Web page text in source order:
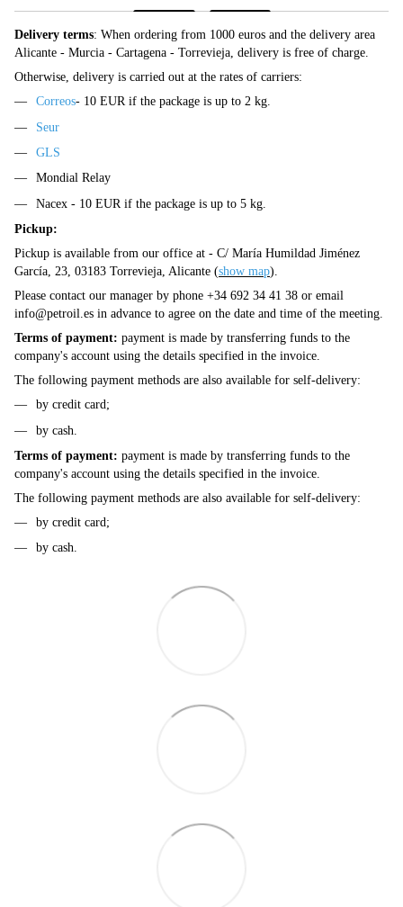
Delivery terms: When ordering from 1000 euros and the delivery area
Alicante - Murcia - Cartagena - Torrevieja, delivery is free of charge.
Otherwise, delivery is carried out at the rates of carriers:
Correos- 10 EUR if the package is up to 2 kg.
Seur
GLS
Mondial Relay
Nacex - 10 EUR if the package is up to 5 kg.
Pickup:
Pickup is available from our office at - C/ María Humildad Jiménez
García, 23, 03183 Torrevieja, Alicante (show map).
Please contact our manager by phone +34 692 34 41 38 or email
info@petroil.es in advance to agree on the date and time of the meeting.
Terms of payment: payment is made by transferring funds to the
company's account using the details specified in the invoice.
The following payment methods are also available for self-delivery:
by credit card;
by cash.
Terms of payment: payment is made by transferring funds to the
company's account using the details specified in the invoice.
The following payment methods are also available for self-delivery:
by credit card;
by cash.